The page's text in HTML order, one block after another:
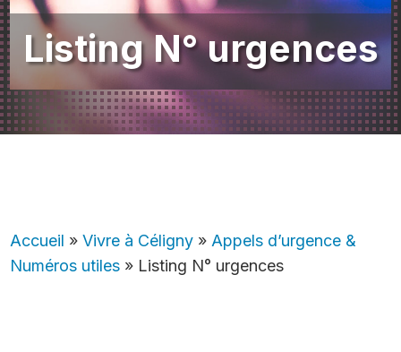
Listing N° urgences
Accueil »Vivre à Céligny » Appels d’urgence &
Numéros utiles » Listing N° urgences